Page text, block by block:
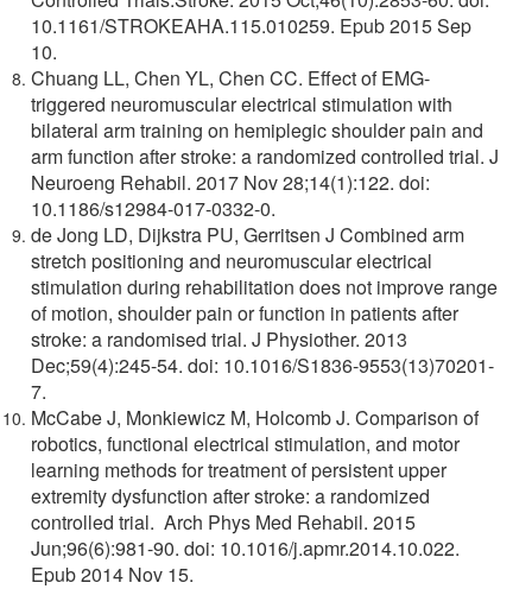
10.1161/STROKEAHA.115.010259. Epub 2015 Sep
10.
Chuang LL, Chen YL, Chen CC. Effect of EMG-
triggered neuromuscular electrical stimulation with
bilateral arm training on hemiplegic shoulder pain and
arm function after stroke: a randomized controlled trial. J
Neuroeng Rehabil. 2017 Nov 28;14(1):122. doi:
10.1186/s12984-017-0332-0.
de Jong LD, Dijkstra PU, Gerritsen J Combined arm
stretch positioning and neuromuscular electrical
stimulation during rehabilitation does not improve range
of motion, shoulder pain or function in patients after
stroke: a randomised trial. J Physiother. 2013
Dec;59(4):245-54. doi: 10.1016/S1836-9553(13)70201-
7.
McCabe J, Monkiewicz M, Holcomb J. Comparison of
robotics, functional electrical stimulation, and motor
learning methods for treatment of persistent upper
extremity dysfunction after stroke: a randomized
controlled trial. Arch Phys Med Rehabil. 2015
Jun;96(6):981-90. doi: 10.1016/j.apmr.2014.10.022.
Epub 2014 Nov 15.